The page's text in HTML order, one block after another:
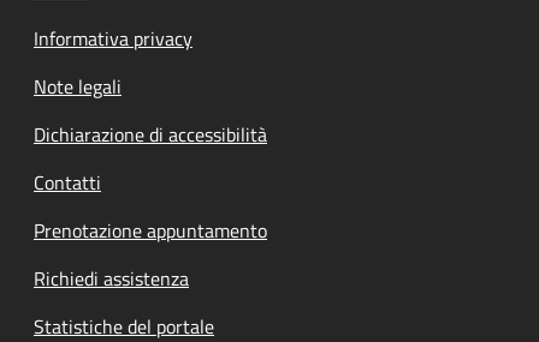
Informativa privacy
Note legali
Dichiarazione di accessibilità
Contatti
Prenotazione appuntamento
Richiedi assistenza
Statistiche del portale